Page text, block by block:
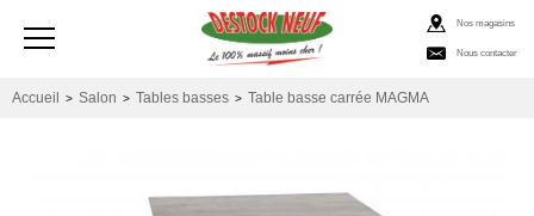
Nos magasins
Nous contacter
Accueil > Salon > Tables basses > Table basse carrée MAGMA